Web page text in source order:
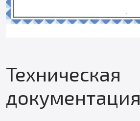
Техническая
документация